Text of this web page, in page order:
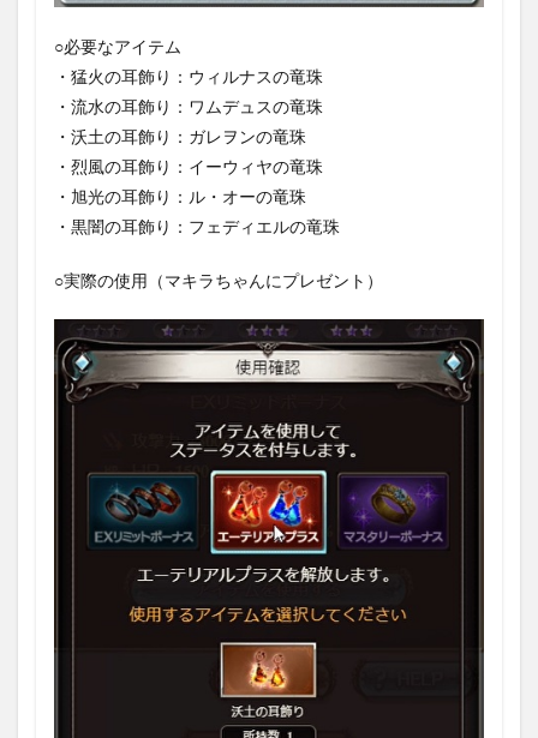
○必要なアイテム
・猛火の耳飾り：ウィルナスの竜珠
・流水の耳飾り：ワムデュスの竜珠
・沃土の耳飾り：ガレヲンの竜珠
・烈風の耳飾り：イーウィヤの竜珠
・旭光の耳飾り：ル・オーの竜珠
・黒闇の耳飾り：フェディエルの竜珠
○実際の使用（マキラちゃんにプレゼント）